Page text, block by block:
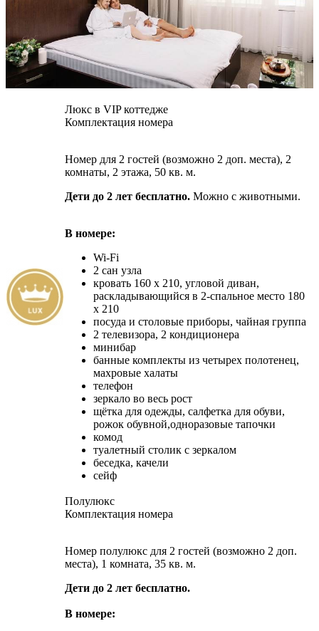
Люкс в VIP коттедже
Комплектация номера
Номер для 2 гостей (возможно 2 доп. места), 2
комнаты, 2 этажа, 50 кв. м.
Дети до 2 лет бесплатно. Можно с животными.
В номере:
Wi-Fi
2 сан узла
кровать 160 х 210, угловой диван,
раскладывающийся в 2-спальное место 180
х 210
посуда и столовые приборы, чайная группа
2 телевизора, 2 кондиционера
минибар
банные комплекты из четырех полотенец,
махровые халаты
телефон
зеркало во весь рост
щётка для одежды, салфетка для обуви,
рожок обувной,одноразовые тапочки
комод
туалетный столик с зеркалом
беседка, качели
сейф
Полулюкс
Комплектация номера
Номер полулюкс для 2 гостей (возможно 2 доп.
места), 1 комната, 35 кв. м.
Дети до 2 лет бесплатно.
В номере: